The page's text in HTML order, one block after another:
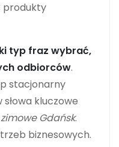
produkty
typ fraz wybrać,
odbiorców.
stacjonarny
kluczowe
Gdańsk.
biznesowych.